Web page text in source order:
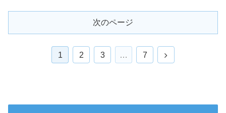
次のページ
1 2 3 … 7